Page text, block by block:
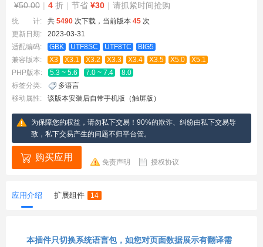
¥50.00 | 4 折 | 节省 ¥30 | 请抓紧时间抢购
统 计: 共 5490 次下载，当前版本 45 次
更新日期:
2023-03-31
适配编码:
GBK UTF8SC UTF8TC
BIG5
兼容版本:
X3 X3.1 X3.2 X3.3 X3.4 X3.5 X5.0
X5.1
PHP版本:
5.3 ~ 5.6 7.0 ~ 7.4
8.0
标签分类:
多语言
移动属性:
该版本安装后自带手机版（触屏版）
为保障您的权益，请勿私下交易！90%的欺诈、纠纷由私下交易导
致，私下交易产生的问题不归平台管。
购买应用 免责声明 授权协议
应用介绍 扩展组件 14
本插件只切换系统语言包，如您对页面数据展示有翻译需